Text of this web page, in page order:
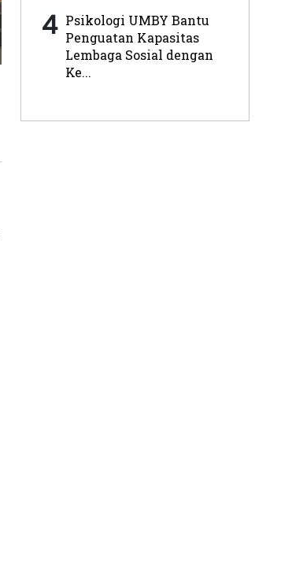
4 Psikologi UMBY Bantu
Penguatan Kapasitas
Lembaga Sosial dengan
Ke...